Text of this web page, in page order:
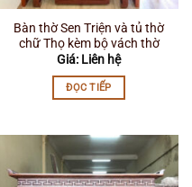
Bàn thờ Sen Triện và tủ thờ
chữ Thọ kèm bộ vách thờ
Giá: Liên hệ
ĐỌC TIẾP